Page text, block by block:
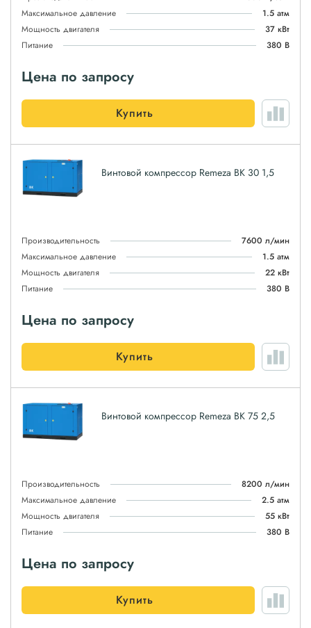
Максимальное давление
1.5 атм
Мощность двигателя
37 кВт
Питание
380 В
Цена по запросу
Купить
Винтовой компрессор Remeza ВК 30 1,5
Производительность
7600 л/мин
Максимальное давление
1.5 атм
Мощность двигателя
22 кВт
Питание
380 В
Цена по запросу
Купить
Винтовой компрессор Remeza ВК 75 2,5
Производительность
8200 л/мин
Максимальное давление
2.5 атм
Мощность двигателя
55 кВт
Питание
380 В
Цена по запросу
Купить